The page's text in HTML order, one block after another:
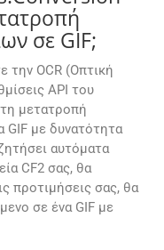
σε GIF;
την OCR (Οπτική
API του
μετατροπή
GIF με δυνατότητα
αυτόματα
CF2 σας, θα
προτιμήσεις σας, θα
σε ένα GIF με